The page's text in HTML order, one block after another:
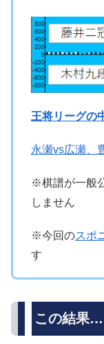
王将リーグの
永瀬vs広瀬、
※棋譜が一般
しません
※今回のスポ
す
この結果…